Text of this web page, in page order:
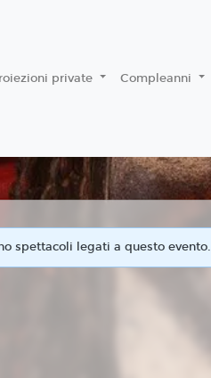
private Compleanni
spettacoli legati a questo evento.